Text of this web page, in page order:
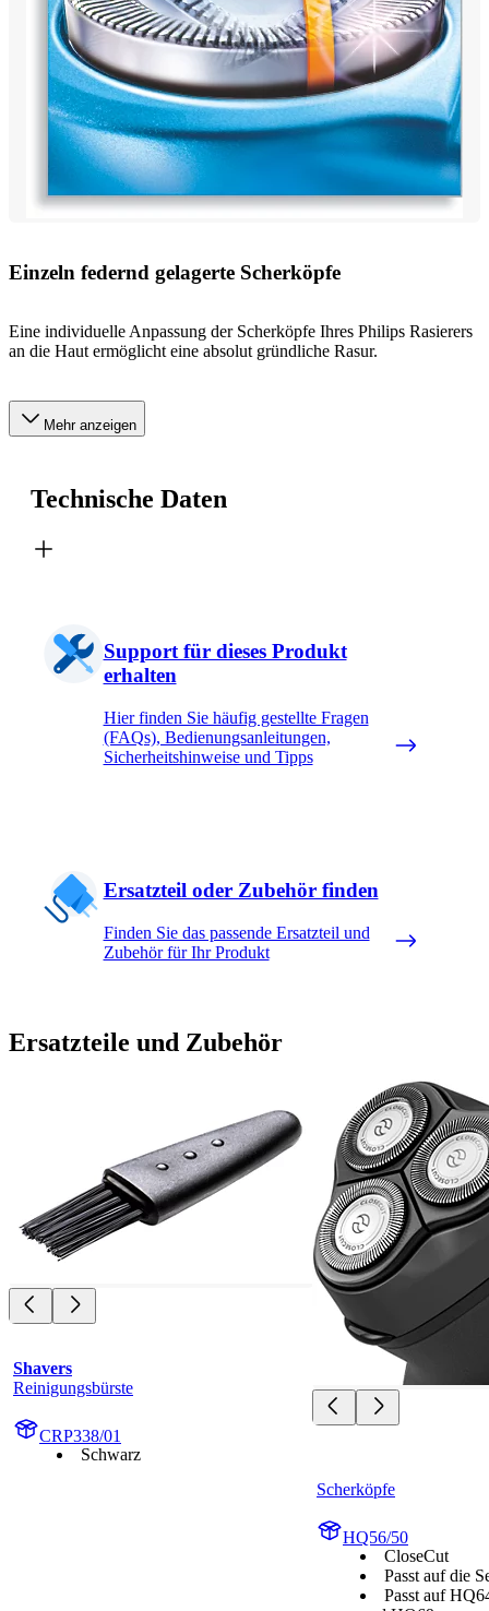
Einzeln federnd gelagerte Scherköpfe
Eine individuelle Anpassung der Scherköpfe Ihres Philips Rasierers
an die Haut ermöglicht eine absolut gründliche Rasur.
Mehr anzeigen
Technische Daten
Support für dieses Produkt
erhalten
Hier finden Sie häufig gestellte Fragen
(FAQs), Bedienungsanleitungen,
Sicherheitshinweise und Tipps
Ersatzteil oder Zubehör finden
Finden Sie das passende Ersatzteil und
Zubehör für Ihr Produkt
Ersatzteile und Zubehör
Shavers
Reinigungsbürste
CRP338/01
Schwarz
Scherköpfe
HQ56/50
CloseCut
Passt auf die
Passt auf